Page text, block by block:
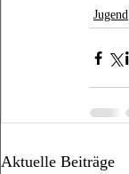
Jugend
Aktuelle Beiträge